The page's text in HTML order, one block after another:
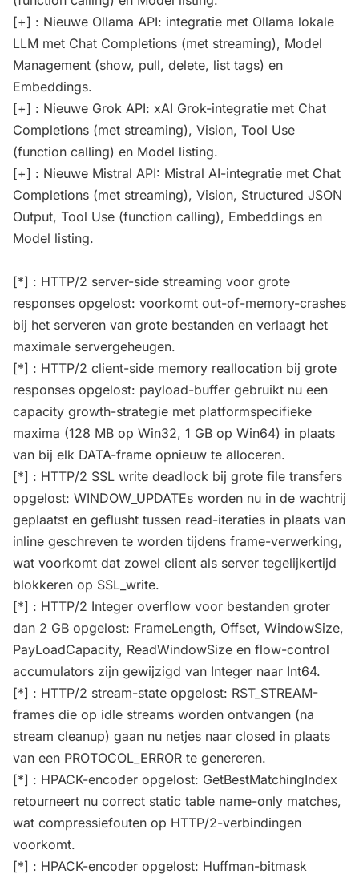
[+] : Nieuwe Ollama API: integratie met Ollama lokale
LLM met Chat Completions (met streaming), Model
Management (show, pull, delete, list tags) en
Embeddings.
[+] : Nieuwe Grok API: xAI Grok-integratie met Chat
Completions (met streaming), Vision, Tool Use
(function calling) en Model listing.
[+] : Nieuwe Mistral API: Mistral AI-integratie met Chat
Completions (met streaming), Vision, Structured JSON
Output, Tool Use (function calling), Embeddings en
Model listing.
[*] : HTTP/2 server-side streaming voor grote
responses opgelost: voorkomt out-of-memory-crashes
bij het serveren van grote bestanden en verlaagt het
maximale servergeheugen.
[*] : HTTP/2 client-side memory reallocation bij grote
responses opgelost: payload-buffer gebruikt nu een
capacity growth-strategie met platformspecifieke
maxima (128 MB op Win32, 1 GB op Win64) in plaats
van bij elk DATA-frame opnieuw te alloceren.
[*] : HTTP/2 SSL write deadlock bij grote file transfers
opgelost: WINDOW_UPDATEs worden nu in de wachtrij
geplaatst en geflusht tussen read-iteraties in plaats van
inline geschreven te worden tijdens frame-verwerking,
wat voorkomt dat zowel client als server tegelijkertijd
blokkeren op SSL_write.
[*] : HTTP/2 Integer overflow voor bestanden groter
dan 2 GB opgelost: FrameLength, Offset, WindowSize,
PayLoadCapacity, ReadWindowSize en flow-control
accumulators zijn gewijzigd van Integer naar Int64.
[*] : HTTP/2 stream-state opgelost: RST_STREAM-
frames die op idle streams worden ontvangen (na
stream cleanup) gaan nu netjes naar closed in plaats
van een PROTOCOL_ERROR te genereren.
[*] : HPACK-encoder opgelost: GetBestMatchingIndex
retourneert nu correct static table name-only matches,
wat compressiefouten op HTTP/2-verbindingen
voorkomt.
[*] : HPACK-encoder opgelost: Huffman-bitmask